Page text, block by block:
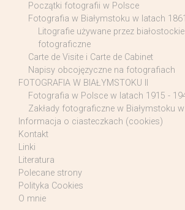
Początki fotografii w Polsce
Fotografia w Białymstoku w latach
Litografie używane przez
fotograficzne
Carte de Visite i Carte de Cabinet
Napisy obcojęzyczne na fotografiach
FOTOGRAFIA W BIAŁYMSTOKU II
Fotografia w Polsce w latach 1915 -
Zakłady fotograficzne w Białymstoku
Informacja o ciasteczkach (cookies)
Kontakt
Linki
Literatura
Polecane strony
Polityka Cookies
O mnie